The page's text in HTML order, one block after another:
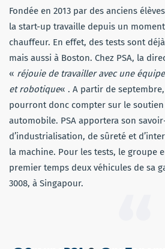
Fondée en 2013 par des anciens
la start-up travaille depuis un
chauffeur. En effet, des tests sont
mais aussi à Boston. Chez PSA, la
« réjouie de travailler avec une
et robotique« . A partir de
pourront donc compter sur le
automobile. PSA apportera son
d’industrialisation, de sûreté et
la machine. Pour les tests, le groupe
premier temps deux véhicules de sa
3008, à Singapour.